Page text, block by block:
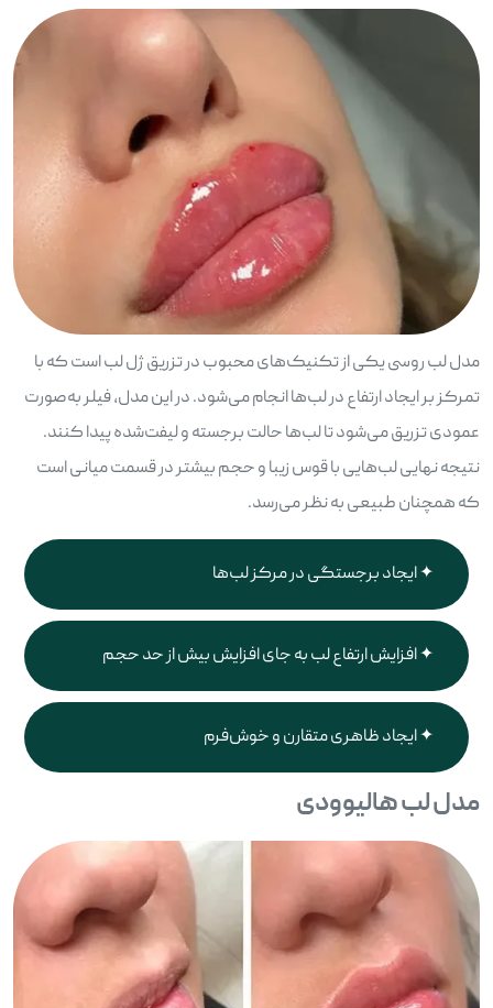
مدل لب روسی یکی از تکنیک‌های محبوب در تزریق ژل لب است که با
تمرکز بر ایجاد ارتفاع در لب‌ها انجام می‌شود. در این مدل، فیلر به‌صورت
عمودی تزریق می‌شود تا لب‌ها حالت برجسته و لیفت‌شده پیدا کنند.
نتیجه نهایی لب‌هایی با قوس زیبا و حجم بیشتر در قسمت میانی است
که همچنان طبیعی به نظر می‌رسد.
ایجاد برجستگی در مرکز لب‌ها
افزایش ارتفاع لب به جای افزایش بیش از حد حجم
ایجاد ظاهری متقارن و خوش‌فرم
مدل لب هالیوودی